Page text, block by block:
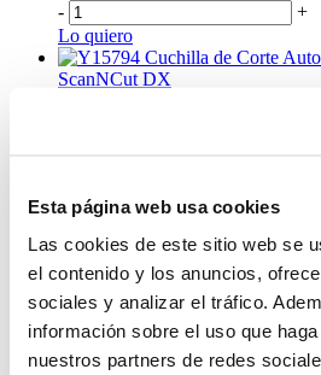
Esta página web usa cookies
Las cookies de este sitio web se
el contenido y los anuncios,
sociales y analizar el tráfico.
información sobre el uso que
nuestros partners de redes
-
+
Lo quiero
Cuchilla de Corte
ScanNCut DX
Estilete Colores
$1.00